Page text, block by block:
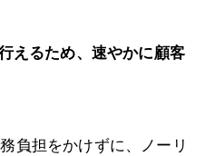
えるため、速やかに顧客
負担をかけずに、ノーリ